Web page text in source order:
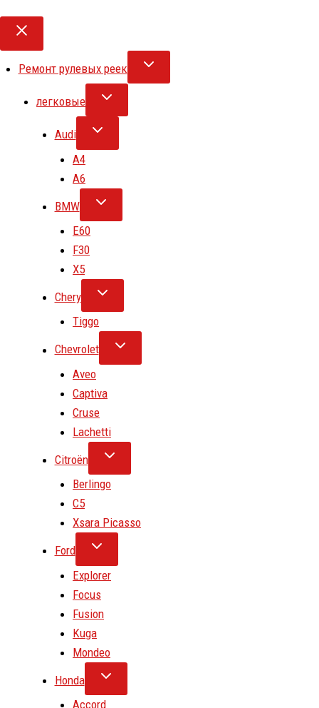
Ремонт рулевых реек
легковые
Audi
A4
A6
BMW
E60
F30
X5
Chery
Tiggo
Chevrolet
Aveo
Captiva
Cruse
Lachetti
Citroën
Berlingo
C5
Xsara Picasso
Ford
Explorer
Focus
Fusion
Kuga
Mondeo
Honda
Accord